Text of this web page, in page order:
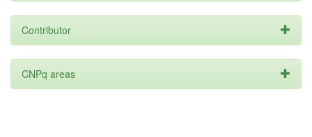
Contributor
CNPq areas